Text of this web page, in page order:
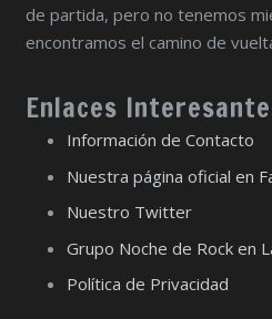
de partida, pero no tenemos
encontramos el camino de
Enlaces
Información de Contacto
Nuestra página oficial en
Nuestro Twitter
Grupo Noche de Rock en
Política de Privacidad